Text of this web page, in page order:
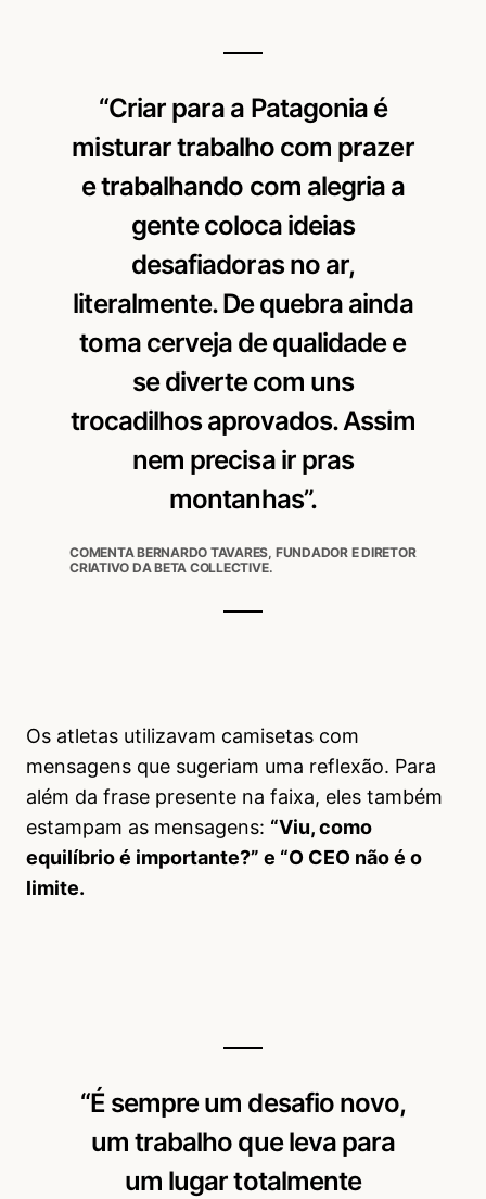
“Criar para a Patagonia é
misturar trabalho com prazer
e trabalhando com alegria a
gente coloca ideias
desafiadoras no ar,
literalmente. De quebra ainda
toma cerveja de qualidade e
se diverte com uns
trocadilhos aprovados. Assim
nem precisa ir pras
montanhas”.
COMENTA BERNARDO TAVARES, FUNDADOR E DIRETOR
CRIATIVO DA BETA COLLECTIVE.
Os atletas utilizavam camisetas com
mensagens que sugeriam uma reflexão. Para
além da frase presente na faixa, eles também
estampam as mensagens: “Viu, como
equilíbrio é importante?” e “O CEO não é o
limite.
“É sempre um desafio novo,
um trabalho que leva para
um lugar totalmente